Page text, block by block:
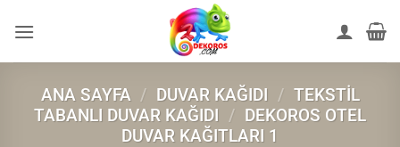
atla
ANA SAYFA / DUVAR KAĞIDI / TEKSTIL
TABANLI DUVAR KAĞIDI / DEKOROS OTEL
DUVAR KAĞITLARI 1